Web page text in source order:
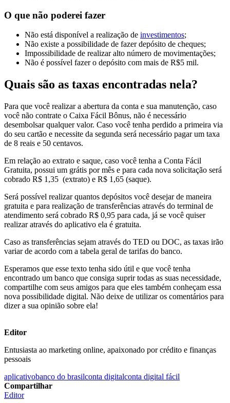
O que não poderei fazer
Não está disponível a realização de investimentos;
Não existe a possibilidade de fazer depósito de cheques;
Impossibilidade de realizar alto número de movimentações;
Não é possível fazer o depósito com mais de R$5 mil.
Quais são as taxas encontradas nela?
Para que você realizar a abertura da conta e sua manutenção, caso
você não contrate o Caixa Fácil Bônus, não é necessário
desembolsar qualquer valor. Caso você tenha perdido a primeira via
do seu cartão e necessite da segunda será necessário pagar um taxa
de 8 reais e 50 centavos.
Em relação ao extrato e saque, caso você tenha a Conta Fácil
Gratuita, possui um grátis por mês e para cada nova solicitação será
cobrado R$ 1,35 (extrato) e R$ 1,65 (saque).
Será possível realizar quantos depósitos você desejar de maneira
gratuita e para realização de transferências através do terminal de
atendimento será cobrado R$ 0,95 para cada, já se você quiser
realizar através do aplicativo ela é gratuita.
Caso as transferências sejam através do TED ou DOC, as taxas irão
variar de acordo com a tabela geral de tarifas do banco.
Esperamos que esse texto tenha sido útil e que você tenha
encontrado um banco que consiga suprir todas as suas necessidade,
compartilhe com seus amigos para que eles também conheçam essa
nova possibilidade digital. Não deixe de utilizar os comentários para
dizer a sua opinião sobre ela!
Editor
Entusiasta ao marketing online, apaixonado por crédito e finanças
pessoais
aplicativobanco do brasilconta digitalconta digital fácil
Compartilhar
Editor